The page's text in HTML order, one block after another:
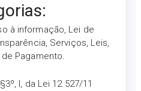
à informação, Lei de
Serviços, Leis,
Pagamento.
I, da Lei 12.527/11